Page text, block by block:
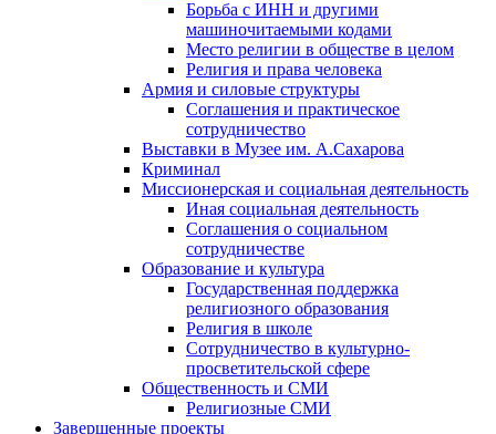
Борьба с ИНН и другими
машиночитаемыми кодами
Место религии в обществе в целом
Религия и права человека
Армия и силовые структуры
Соглашения и практическое
сотрудничество
Выставки в Музее им. А.Сахарова
Криминал
Миссионерская и социальная деятельность
Иная социальная деятельность
Соглашения о социальном
сотрудничестве
Образование и культура
Государственная поддержка
религиозного образования
Религия в школе
Сотрудничество в культурно-
просветительской сфере
Общественность и СМИ
Религиозные СМИ
Завершенные проекты